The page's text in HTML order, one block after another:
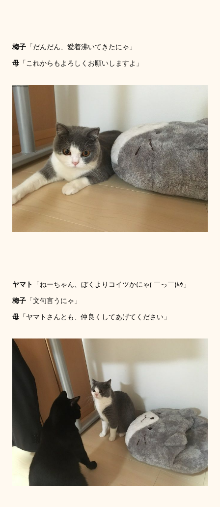
梅子「だんだん、愛着沸いてきたにゃ」
母「これからもよろしくお願いしますよ」
ヤマト 「ねーちゃん、ぼくよりコイツかにゃ( ￣っ￣)ﾑｩ」
梅子「文句言うにゃ」
母「ヤマトさんとも、仲良くしてあげてください」